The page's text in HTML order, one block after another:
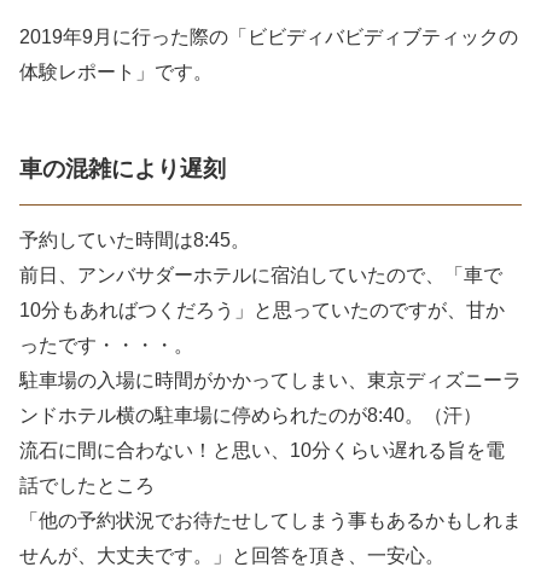
2019年9月に行った際の「ビビディバビディブティックの
体験レポート」です。
車の混雑により遅刻
予約していた時間は8:45。
前日、アンバサダーホテルに宿泊していたので、「車で
10分もあればつくだろう」と思っていたのですが、甘か
ったです・・・・。
駐車場の入場に時間がかかってしまい、東京ディズニーラ
ンドホテル横の駐車場に停められたのが8:40。（汗）
流石に間に合わない！と思い、10分くらい遅れる旨を電
話でしたところ
「他の予約状況でお待たせしてしまう事もあるかもしれま
せんが、大丈夫です。」と回答を頂き、一安心。